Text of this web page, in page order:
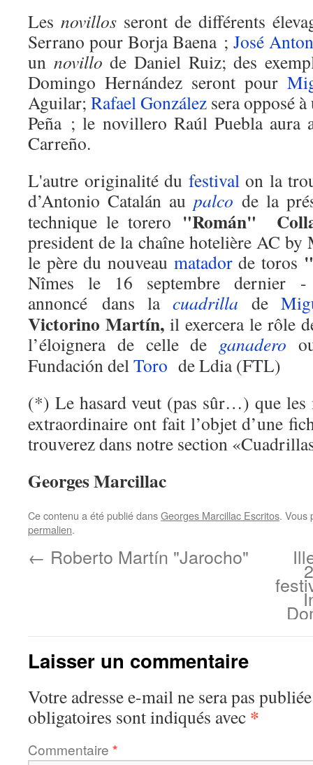
Les novillos seront de différents
Serrano pour Borja Baena ; José
un novillo de Daniel Ruiz; des
Domingo Hernández seront pour
Aguilar; Rafael González sera opposé
Peña ; le novillero Raúl Puebla aura
Carreño.
L'autre originalité du festivalon la
d’Antonio Catalán aupalco de la
technique le torero "Román"
president de la chaîne hotelière AC by
le père du nouveau matadorde toros
Nîmes le 16 septembre dernier
annoncé dans lacuadrilla de
Victorino Martín, il exercera le rôle
l’éloignera de celle de ganadero
Fundación delToro de Ldia (FTL)
(*) Le hasard veut (pas sûr…) que les
extraordinaire ont fait l’objet d’une
trouverez dans notre section
Georges Marcillac
Ce contenu a été publié dansGeorges Marcillac Escritos. Vous
permalien.
← Roberto Martín "Jarocho"
Laisser un commentaire
Votre adresse e-mail ne sera pas
obligatoires sont indiqués avec *
Commentaire *